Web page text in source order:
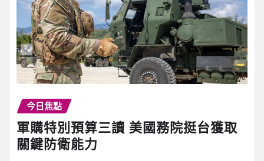
今日焦點
軍購特別預算三讀 美國務院挺台獲取
關鍵防衛能力